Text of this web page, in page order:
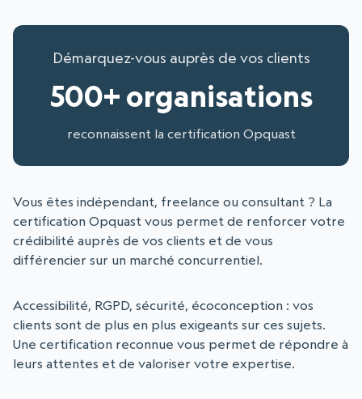
Démarquez-vous auprès de vos clients
500+ organisations
reconnaissent la certification Opquast
Vous êtes indépendant, freelance ou consultant ? La
certification Opquast vous permet de renforcer votre
crédibilité auprès de vos clients et de vous
différencier sur un marché concurrentiel.
Accessibilité, RGPD, sécurité, écoconception : vos
clients sont de plus en plus exigeants sur ces sujets.
Une certification reconnue vous permet de répondre à
leurs attentes et de valoriser votre expertise.